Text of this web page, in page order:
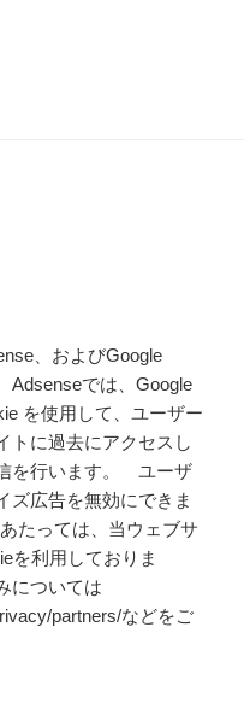
、およびGoogle
では、Google
を使用して、ユーザー
トに過去にアクセスし
を行います。 ユーザ
ズ広告を無効にできま
たっては、当ウェブサ
を利用しておりま
については
partners/などをご